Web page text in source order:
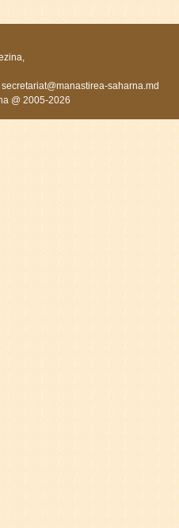
secretariat@manastirea-saharna.md
@ 2005-2026